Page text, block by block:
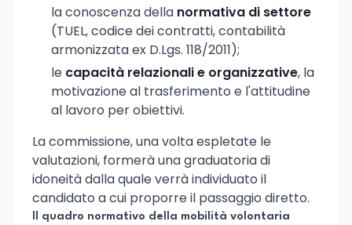
la conoscenza della normativa di settore
(TUEL, codice dei contratti, contabilità
armonizzata ex D.Lgs. 118/2011);
le capacità relazionali e organizzative, la
motivazione al trasferimento e l'attitudine
al lavoro per obiettivi.
La commissione, una volta espletate le
valutazioni, formerà una graduatoria di
idoneità dalla quale verrà individuato il
candidato a cui proporre il passaggio diretto.
Il quadro normativo della mobilità volontaria